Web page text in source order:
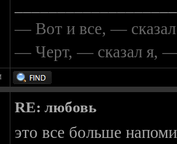
— Вот и все, —
— Черт, — сказал я, —
RE: любовь
это все больше